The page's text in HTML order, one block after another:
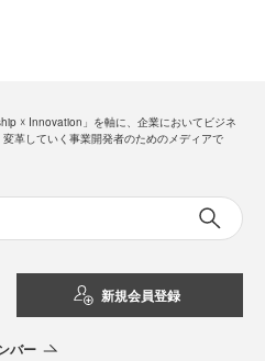
☓ Innovation」を軸に、企業においてビジネ
変革していく事業開発者のためのメディアで
新規会員登録
バー